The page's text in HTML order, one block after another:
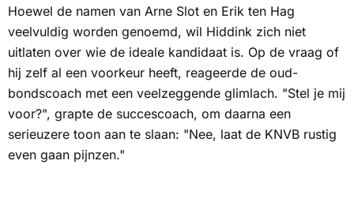
Hoewel de namen van Arne Slot en Erik ten Hag
veelvuldig worden genoemd, wil Hiddink zich niet
uitlaten over wie de ideale kandidaat is. Op de vraag of
hij zelf al een voorkeur heeft, reageerde de oud-
bondscoach met een veelzeggende glimlach. "Stel je mij
voor?", grapte de succescoach, om daarna een
serieuzere toon aan te slaan: "Nee, laat de KNVB rustig
even gaan pijnzen."